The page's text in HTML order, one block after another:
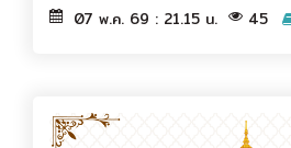
07 พ.ค. 69 : 21.15 น. 45